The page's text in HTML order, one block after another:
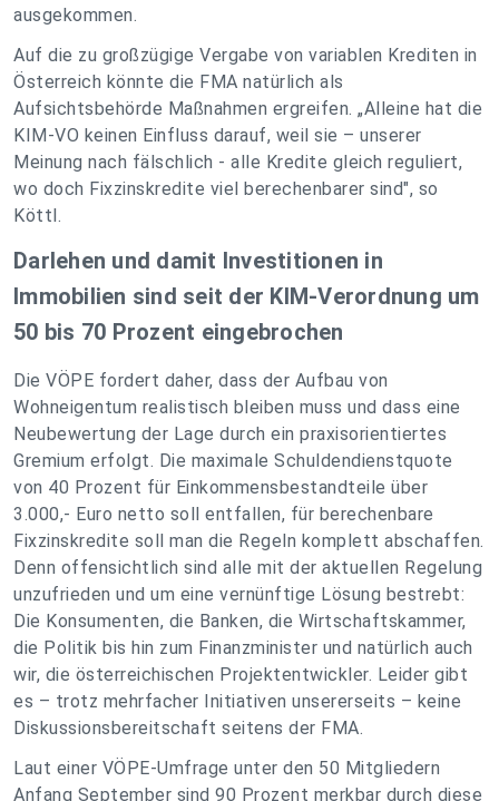
ausgekommen.
Auf die zu großzügige Vergabe von variablen Krediten in
Österreich könnte die FMA natürlich als
Aufsichtsbehörde Maßnahmen ergreifen. „Alleine hat die
KIM-VO keinen Einfluss darauf, weil sie – unserer
Meinung nach fälschlich - alle Kredite gleich reguliert,
wo doch Fixzinskredite viel berechenbarer sind", so
Köttl.
Darlehen und damit Investitionen in
Immobilien sind seit der KIM-Verordnung um
50 bis 70 Prozent eingebrochen
Die VÖPE fordert daher, dass der Aufbau von
Wohneigentum realistisch bleiben muss und dass eine
Neubewertung der Lage durch ein praxisorientiertes
Gremium erfolgt. Die maximale Schuldendienstquote
von 40 Prozent für Einkommensbestandteile über
3.000,- Euro netto soll entfallen, für berechenbare
Fixzinskredite soll man die Regeln komplett abschaffen.
Denn offensichtlich sind alle mit der aktuellen Regelung
unzufrieden und um eine vernünftige Lösung bestrebt:
Die Konsumenten, die Banken, die Wirtschaftskammer,
die Politik bis hin zum Finanzminister und natürlich auch
wir, die österreichischen Projektentwickler. Leider gibt
es – trotz mehrfacher Initiativen unsererseits – keine
Diskussionsbereitschaft seitens der FMA.
Laut einer VÖPE-Umfrage unter den 50 Mitgliedern
Anfang September sind 90 Prozent merkbar durch diese